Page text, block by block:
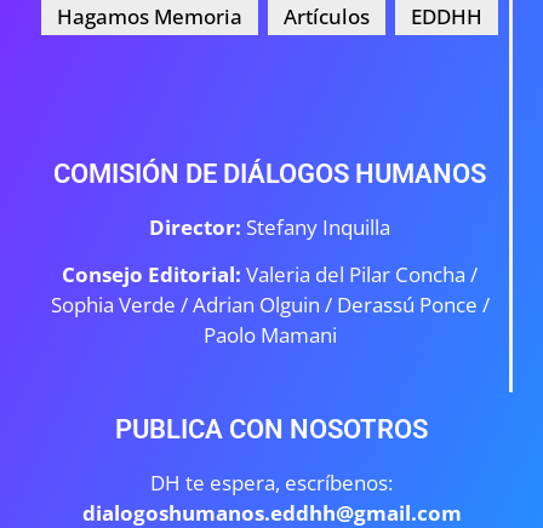
Hagamos Memoria
Artículos EDDHH
COMISIÓN DE DIÁLOGOS HUMANOS
Director: Stefany Inquilla
Consejo Editorial: Valeria del Pilar Concha /
Sophia Verde /Adrian Olguin / Derassú Ponce /
Paolo Mamani
PUBLICA CON NOSOTROS
DH te espera, escríbenos:
dialogoshumanos.eddhh@gmail.com